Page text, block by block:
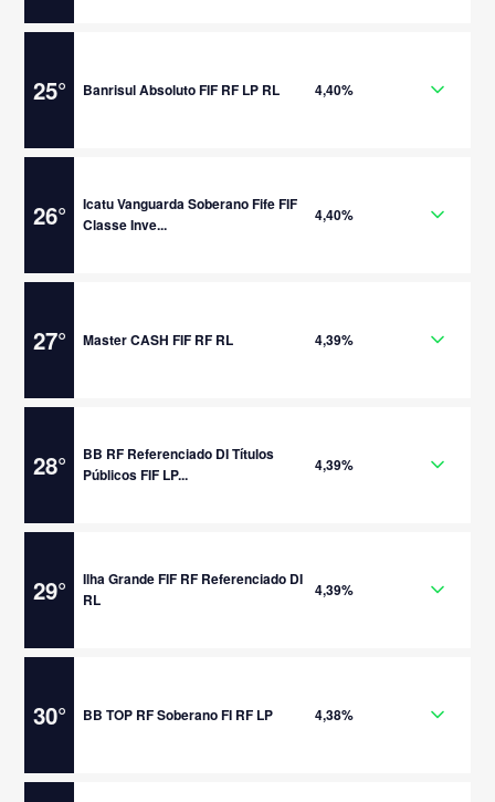
25° Banrisul Absoluto FIF RF LP RL 4,40%
26°
Icatu Vanguarda Soberano Fife FIF
Classe Inve...
4,40%
27° Master CASH FIF RF RL 4,39%
28°
BB RF Referenciado DI Títulos
Públicos FIF LP...
4,39%
29°
Ilha Grande FIF RF Referenciado DI
RL
4,39%
30° BB TOP RF Soberano FI RF LP 4,38%